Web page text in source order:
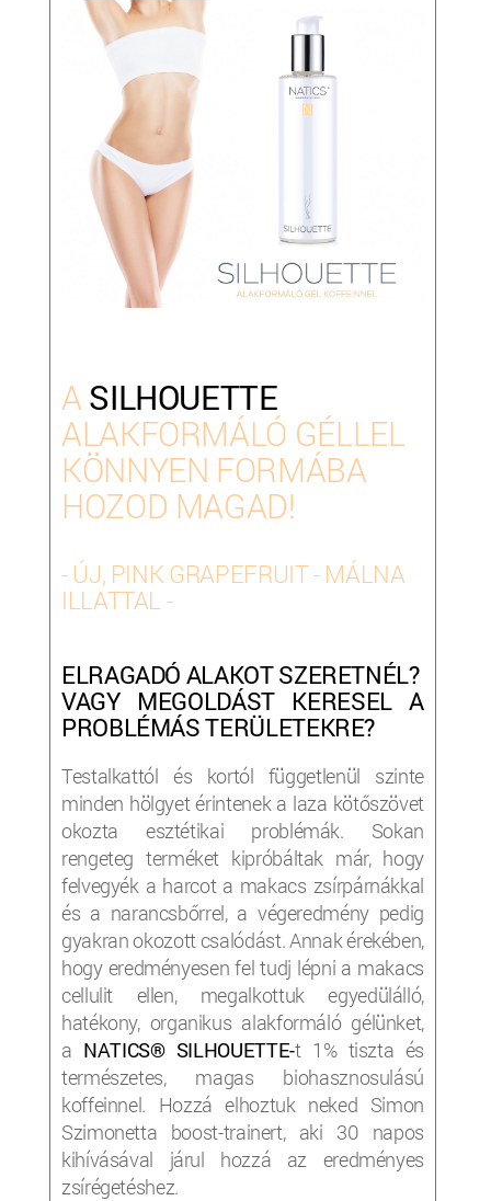
A SILHOUETTE
ALAKFORMÁLÓ GÉLLEL
KÖNNYEN FORMÁBA
HOZOD MAGAD!
- ÚJ, PINK GRAPEFRUIT - MÁLNA
ILLATTAL -
ELRAGADÓ ALAKOT SZERETNÉL?
VAGY MEGOLDÁST KERESEL A
PROBLÉMÁS TERÜLETEKRE?
Testalkattól és kortól függetlenül szinte
minden hölgyet érintenek a laza kötőszövet
okozta esztétikai problémák. Sokan
rengeteg terméket kipróbáltak már, hogy
felvegyék a harcot a makacs zsírpárnákkal
és a narancsbőrrel, a végeredmény pedig
gyakran okozott csalódást. Annak érekében,
hogy eredményesen fel tudj lépni a makacs
cellulit ellen, megalkottuk egyedülálló,
hatékony, organikus alakformáló gélünket,
a NATICS®SILHOUETTE-t 1% tiszta és
természetes, magas biohasznosulású
koffeinnel. Hozzá elhoztuk neked Simon
Szimonetta boost-trainert, aki 30 napos
kihívásával járul hozzá az eredményes
zsírégetéshez.